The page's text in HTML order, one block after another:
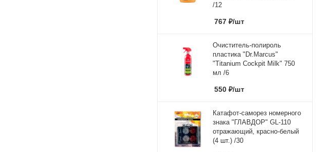
/12
767 ₽/шт
Очиститель-полироль
пластика "Dr.Marcus"
"Titanium Cockpit Milk" 750
мл /6
550 ₽/шт
Катафот-саморез номерного
знака "ГЛАВДОР" GL-110
отражающий, красно-белый
(4 шт.) /30